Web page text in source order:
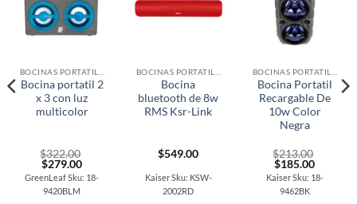
Bocina portatil 2
x 3 con luz
multicolor
$322.00
Original
price
was:
$322.00.
$279.00Current
price
is:
GreenLeaf Sku: 18-
9420BLM
Bocina
bluetooth de 8w
RMS Ksr-Link
$549.00
Kaiser Sku: KSW-
2002RD
Bocina Portatil
Recargable De
10w Color
Negra
$213.00
Original
price
was:
$213.00.
$185.00Current
price
is:
Kaiser Sku: 18-
9462BK